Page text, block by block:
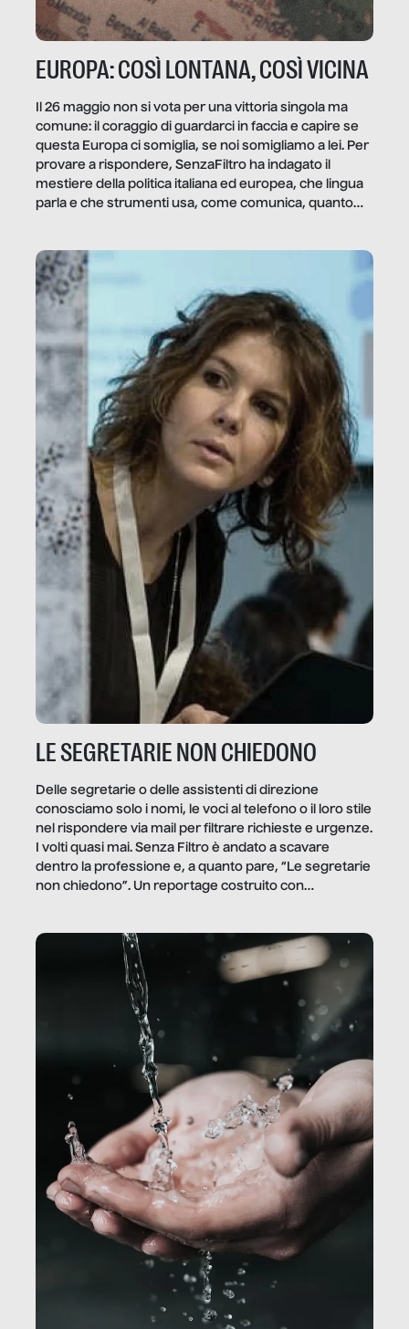
EUROPA: COSÌ LONTANA, COSÌ VICINA
Il 26 maggio non si vota per una vittoria singola ma
comune: il coraggio di guardarci in faccia e capire se
questa Europa ci somiglia, se noi somigliamo a lei. Per
provare a rispondere, SenzaFiltro ha indagato il
mestiere della politica italiana ed europea, che lingua
parla e che strumenti usa, come comunica, quanto
LE SEGRETARIE NON CHIEDONO
Delle segretarie o delle assistenti di direzione
conosciamo solo i nomi, le voci al telefono o il loro stile
nel rispondere via mail per filtrare richieste e urgenze.
I volti quasi mai. Senza Filtro è andato a scavare
dentro la professione e, a quanto pare, “Le segretarie
non chiedono”. Un reportage costruito con